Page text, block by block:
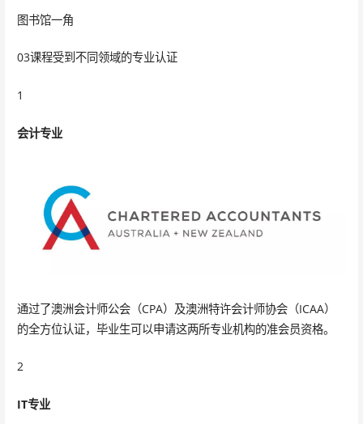
图书馆一角
03课程受到不同领域的专业认证
1
会计专业
通过了澳洲会计师公会（CPA）及澳洲特许会计师协会（ICAA）
的全方位认证，毕业生可以申请这两所专业机构的准会员资格。
2
IT专业